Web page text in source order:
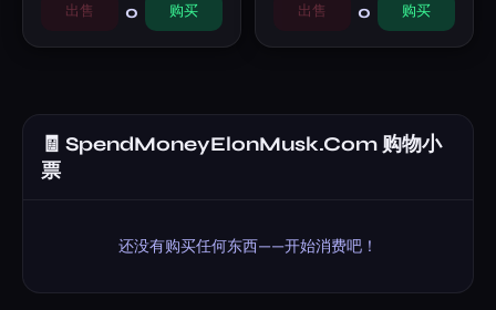
出售 0 购买 出售 0 购买
🧾 SpendMoneyElonMusk.Com 购物小
票
还没有购买任何东西——开始消费吧！